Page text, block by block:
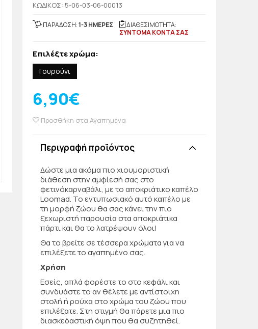
KΩΔΙΚΟΣ: 5-06-03-06-00013
ΠΑΡΑΔΟΣΗ:1-3 ΗΜΕΡΕΣ
ΔΙΑΘΕΣΙΜΟΤΗΤΑ:
ΣΥΝΤΟΜΑ ΚΟΝΤΑ ΣΑΣ
Επιλέξτε χρώμα:
Γουρούνι
6,90€
Προσθήκη στα Αγαπημένα
Περιγραφή προϊόντος
Δώστε μια ακόμα πιο χιουμοριστική
διάθεση στην αμφίεσή σας στο
φετινόκαρναβάλι, με το αποκριάτικο καπέλο
Loomad. Το εντυπωσιακό αυτό καπέλο με
τη μορφή ζώου θα σας κάνει την πιο
ξεχωριστή παρουσία στα αποκριάτικα
πάρτι και θα το λατρέψουν όλοι!
Θα το βρείτε σε τέσσερα χρώματα για να
επιλέξετε το αγαπημένο σας.
Χρήση
Εσείς, απλά φορέστε το στο κεφάλι και
συνδυάστε το αν θέλετε με αντίστοιχη
στολή ή ρούχα στο χρώμα του ζώου που
επιλέξατε. Στη στιγμή θα πάρετε μια πιο
διασκεδαστική όψη που θα συζητηθεί.